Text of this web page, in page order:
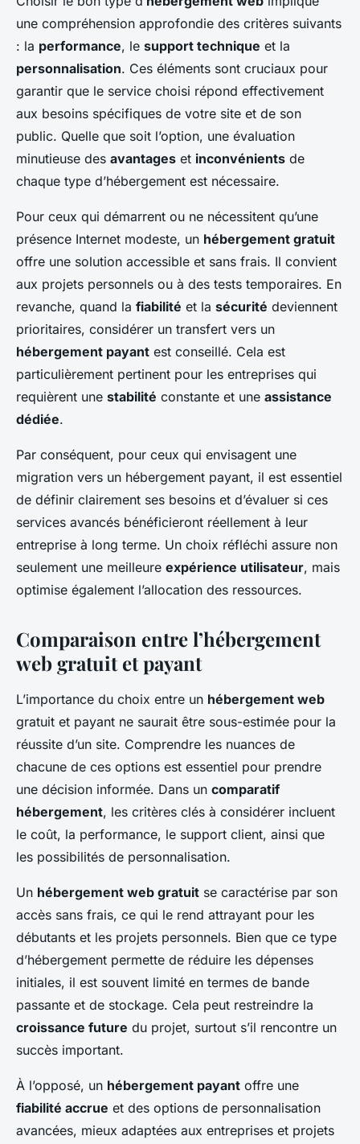
une compréhension approfondie des critères suivants
: la performance, le support technique et la
personnalisation. Ces éléments sont cruciaux pour
garantir que le service choisi répond effectivement
aux besoins spécifiques de votre site et de son
public. Quelle que soit l’option, une évaluation
minutieuse des avantages et inconvénients de
chaque type d’hébergement est nécessaire.
Pour ceux qui démarrent ou ne nécessitent qu’une
présence Internet modeste, un hébergement gratuit
offre une solution accessible et sans frais. Il convient
aux projets personnels ou à des tests temporaires. En
revanche, quand la fiabilité et la sécurité deviennent
prioritaires, considérer un transfert vers un
hébergement payant est conseillé. Cela est
particulièrement pertinent pour les entreprises qui
requièrent une stabilité constante et une assistance
dédiée.
Par conséquent, pour ceux qui envisagent une
migration vers un hébergement payant, il est essentiel
de définir clairement ses besoins et d’évaluer si ces
services avancés bénéficieront réellement à leur
entreprise à long terme. Un choix réfléchi assure non
seulement une meilleure expérience utilisateur, mais
optimise également l’allocation des ressources.
Comparaison entre l’hébergement
web gratuit et payant
L’importance du choix entre un hébergement web
gratuit et payant ne saurait être sous-estimée pour la
réussite d’un site. Comprendre les nuances de
chacune de ces options est essentiel pour prendre
une décision informée. Dans un comparatif
hébergement, les critères clés à considérer incluent
le coût, la performance, le support client, ainsi que
les possibilités de personnalisation.
Un hébergement web gratuit se caractérise par son
accès sans frais, ce qui le rend attrayant pour les
débutants et les projets personnels. Bien que ce type
d’hébergement permette de réduire les dépenses
initiales, il est souvent limité en termes de bande
passante et de stockage. Cela peut restreindre la
croissance future du projet, surtout s’il rencontre un
succès important.
À l’opposé, un hébergement payant offre une
fiabilité accrue et des options de personnalisation
avancées, mieux adaptées aux entreprises et projets